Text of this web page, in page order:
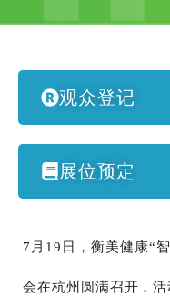
观众登记
展位预定
7月19日，衡美健康“
会在杭州圆满召开，